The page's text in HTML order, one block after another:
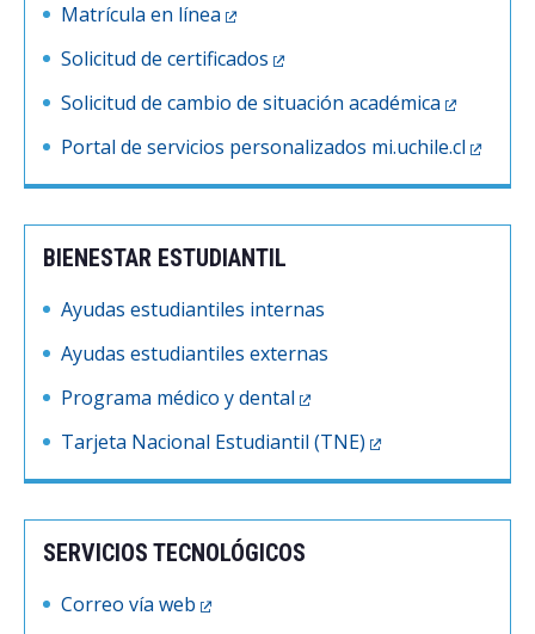
Matrícula en línea
Solicitud de certificados
Solicitud de cambio de situación académica
Portal de servicios personalizados mi.uchile.cl
BIENESTAR ESTUDIANTIL
Ayudas estudiantiles internas
Ayudas estudiantiles externas
Programa médico y dental
Tarjeta Nacional Estudiantil (TNE)
SERVICIOS TECNOLÓGICOS
Correo vía web